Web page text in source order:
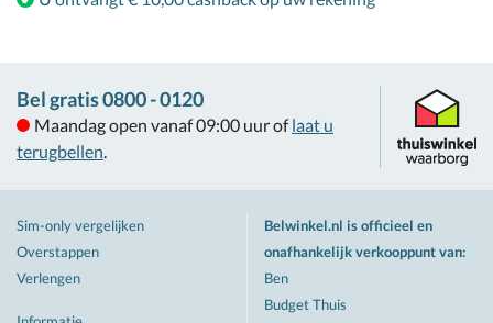
Bel gratis 0800 - 0120
Maandag open vanaf 09:00 uur of laat u
terugbellen.
Sim-only vergelijken
Overstappen
Verlengen
Belwinkel.nl is officieel en
onafhankelijk verkooppunt van:
Ben
Budget Thuis